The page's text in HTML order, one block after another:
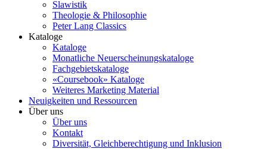
Slawistik
Theologie & Philosophie
Peter Lang Classics
Kataloge
Kataloge
Monatliche Neuerscheinungskataloge
Fachgebietskataloge
«Coursebook» Kataloge
Weiteres Marketing Material
Neuigkeiten und Ressourcen
Über uns
Über uns
Kontakt
Diversität, Gleichberechtigung und Inklusion